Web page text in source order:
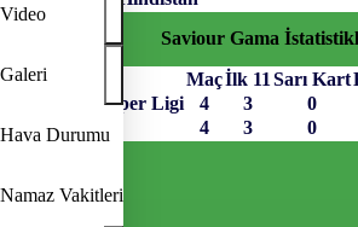
Video
Galeri
Hava Durumu
Namaz Vakitleri
Saviour Gama
Müsabaka
Maçİlk 11 Sarı Kart
Hindistan Süper Ligi
4 3 0
Toplam
4 3 0
TRENARFR